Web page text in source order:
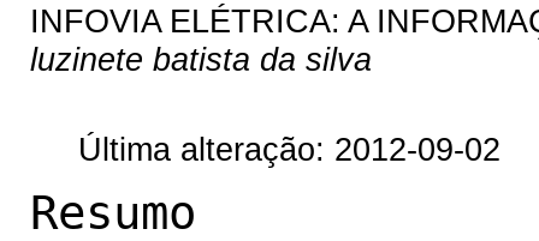
INFOVIA ELÉTRICA: A
luzinete batista da silva
Última alteração: 2012-09-02
Resumo